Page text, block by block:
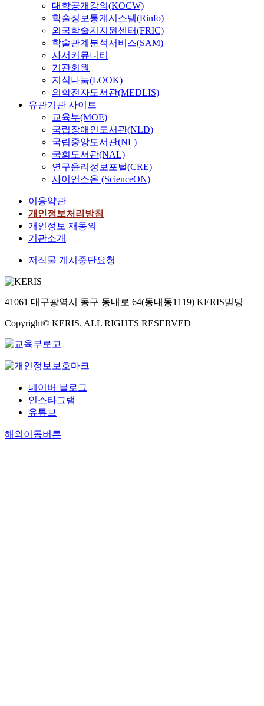
대학공개강의(KOCW)
학술정보통계시스템(Rinfo)
외국학술지지원센터(FRIC)
학술관계분석서비스(SAM)
사서커뮤니티
기관회원
지식나눔(LOOK)
의학전자도서관(MEDLIS)
유관기관 사이트
교육부(MOE)
국립장애인도서관(NLD)
국립중앙도서관(NL)
국회도서관(NAL)
연구윤리정보포털(CRE)
사이언스온 (ScienceON)
이용약관
개인정보처리방침
개인정보 재동의
기관소개
저작물 게시중단요청
41061 대구광역시 동구 동내로 64(동내동1119) KERIS빌딩
Copyright© KERIS. ALL RIGHTS RESERVED
네이버 블로그
인스타그램
유튜브
해외이동버튼